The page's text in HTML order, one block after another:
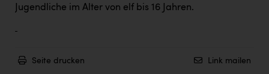
Jugendliche im Alter von elf bis 16 Jahren.
Seite drucken Link mailen